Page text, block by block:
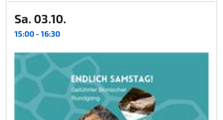
Sa. 03.10.
15:00 - 16:30